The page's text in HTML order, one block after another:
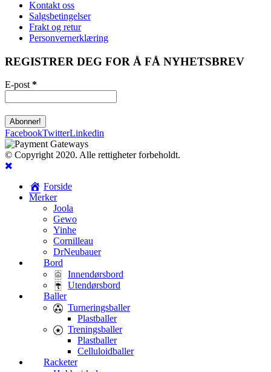
Kontakt oss
Salgsbetingelser
Frakt og retur
Personvernerklæring
REGISTRER DEG FOR Å FÅ NYHETSBREV
E-post*
FacebookTwitterLinkedin
© Copyright 2020. Alle rettigheter forbeholdt.
Forside
Merker
Joola
Gewo
Yinhe
Cornilleau
DrNeubauer
Bord
Innendørsbord
Utendørsbord
Baller
Turneringsballer
Plastballer
Treningsballer
Plastballer
Celluloidballer
Racketer